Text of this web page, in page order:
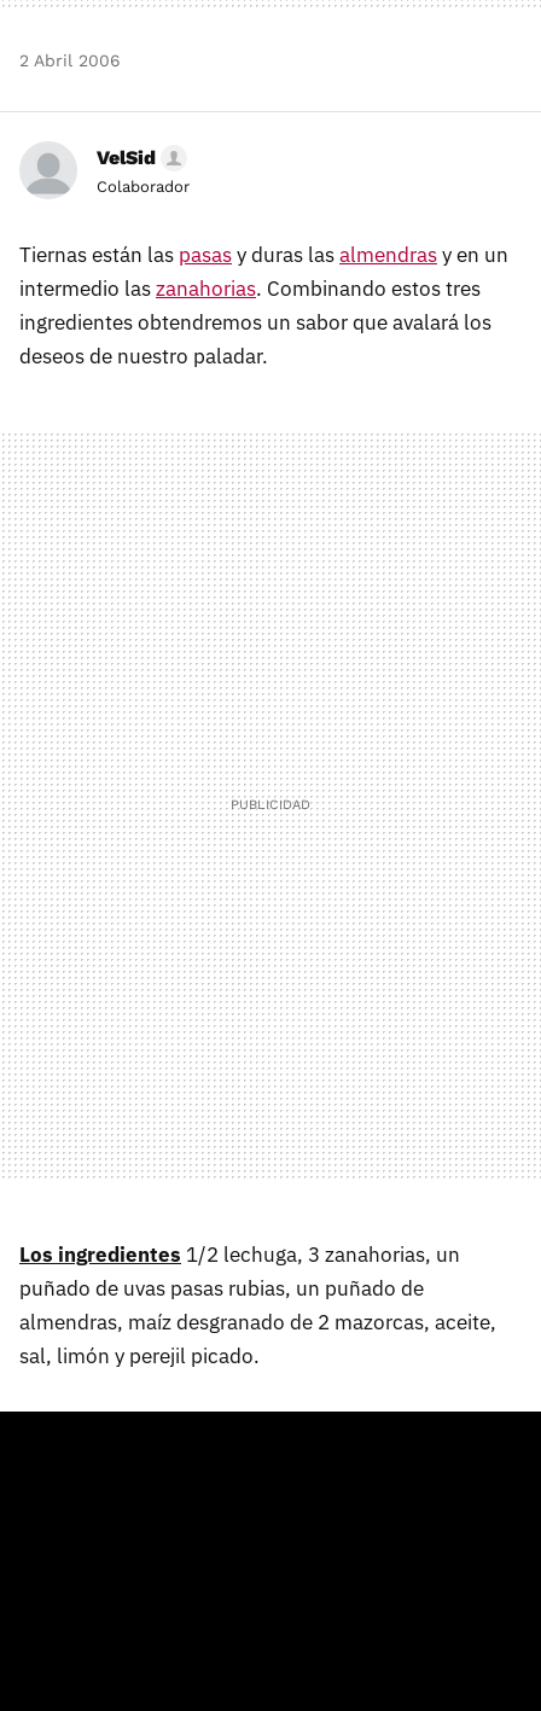
2 Abril 2006
VelSid
Colaborador
Tiernas están las pasasy duras lasalmendrasy en un
intermedio laszanahorias. Combinando estos tres
ingredientes obtendremos un sabor que avalará los
deseos de nuestro paladar.
Los ingredientes 1/2 lechuga, 3 zanahorias, un
puñado de uvas pasas rubias, un puñado de
almendras, maíz desgranado de 2 mazorcas, aceite,
sal, limón y perejil picado.